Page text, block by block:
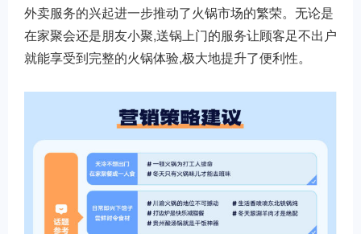
外卖服务的兴起进一步推动了火锅市场的繁荣。无论是
在家聚会还是朋友小聚,送锅上门的服务让顾客足不出户
就能享受到完整的火锅体验,极大地提升了便利性。